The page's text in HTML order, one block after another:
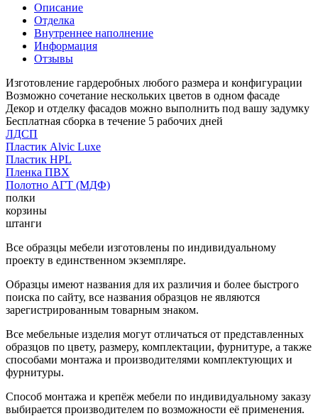
Описание
Отделка
Внутреннее наполнение
Информация
Отзывы
Изготовление гардеробных любого размера и конфигурации
Возможно сочетание нескольких цветов в одном фасаде
Декор и отделку фасадов можно выполнить под вашу задумку
Бесплатная сборка в течение 5 рабочих дней
ЛДСП
Пластик Alvic Luxe
Пластик HPL
Пленка ПВХ
Полотно АГТ (МДФ)
полки
корзины
штанги
Все образцы мебели изготовлены по индивидуальному
проекту в единственном экземпляре.
Образцы имеют названия для их различия и более быстрого
поиска по сайту, все названия образцов не являются
зарегистрированным товарным знаком.
Все мебельные изделия могут отличаться от представленных
образцов по цвету, размеру, комплектации, фурнитуре, а также
способами монтажа и производителями комплектующих и
фурнитуры.
Способ монтажа и крепёж мебели по индивидуальному заказу
выбирается производителем по возможности её применения.